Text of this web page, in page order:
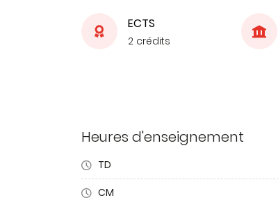
ECTS
2 crédits
Heures d'enseignement
TD
CM